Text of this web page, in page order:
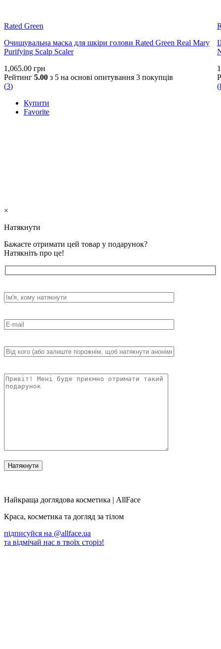
Rated Green
Очищувальна маска для шкіри голови Rated Green Real Mary
Purifying Scalp Scaler
1,065.00 грн
Рейтинг 5.00 з 5 на основі опитування 3 покупців
(3)
Купити
Favorite
(
×
Натякнути
Бажаєте отримати цей товар у подарунок?
Натякніть про це!
Найкраща доглядова косметика | AllFace
Краса, косметика та догляд за тілом
підписуйся на @allface.ua
та відмічай нас в твоїх сторіз!